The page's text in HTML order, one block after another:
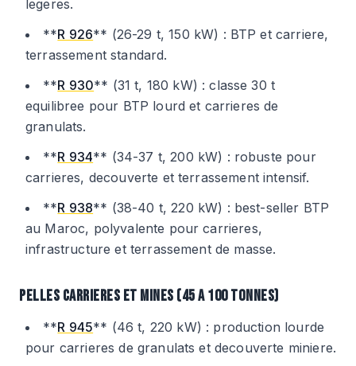
legeres.
**R 926** (26-29 t, 150 kW) : BTP et carriere,
terrassement standard.
**R 930** (31 t, 180 kW) : classe 30 t
equilibree pour BTP lourd et carrieres de
granulats.
**R 934** (34-37 t, 200 kW) : robuste pour
carrieres, decouverte et terrassement intensif.
**R 938** (38-40 t, 220 kW) : best-seller BTP
au Maroc, polyvalente pour carrieres,
infrastructure et terrassement de masse.
PELLES CARRIERES ET MINES (45 A 100 TONNES)
**R 945** (46 t, 220 kW) : production lourde
pour carrieres de granulats et decouverte miniere.